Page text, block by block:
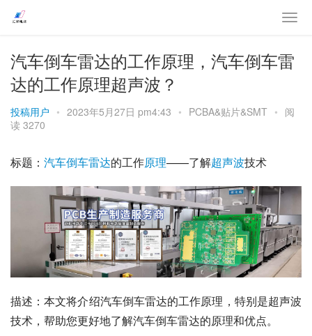
汽车倒车雷达的工作原理，汽车倒车雷
达的工作原理超声波？
投稿用户 • 2023年5月27日 pm4:43 • PCBA&贴片&SMT • 阅
读 3270
标题： 汽车倒车雷达的工作原理——了解超声波技术
描述：本文将介绍汽车倒车雷达的工作原理，特别是超声波
技术，帮助您更好地了解汽车倒车雷达的原理和优点。